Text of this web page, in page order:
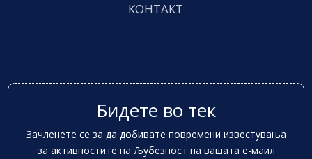
КОНТАКТ
Бидете во тек
Зачленете се за да добивате повремени известувања
за активностите на Љубезност на вашата е-маил